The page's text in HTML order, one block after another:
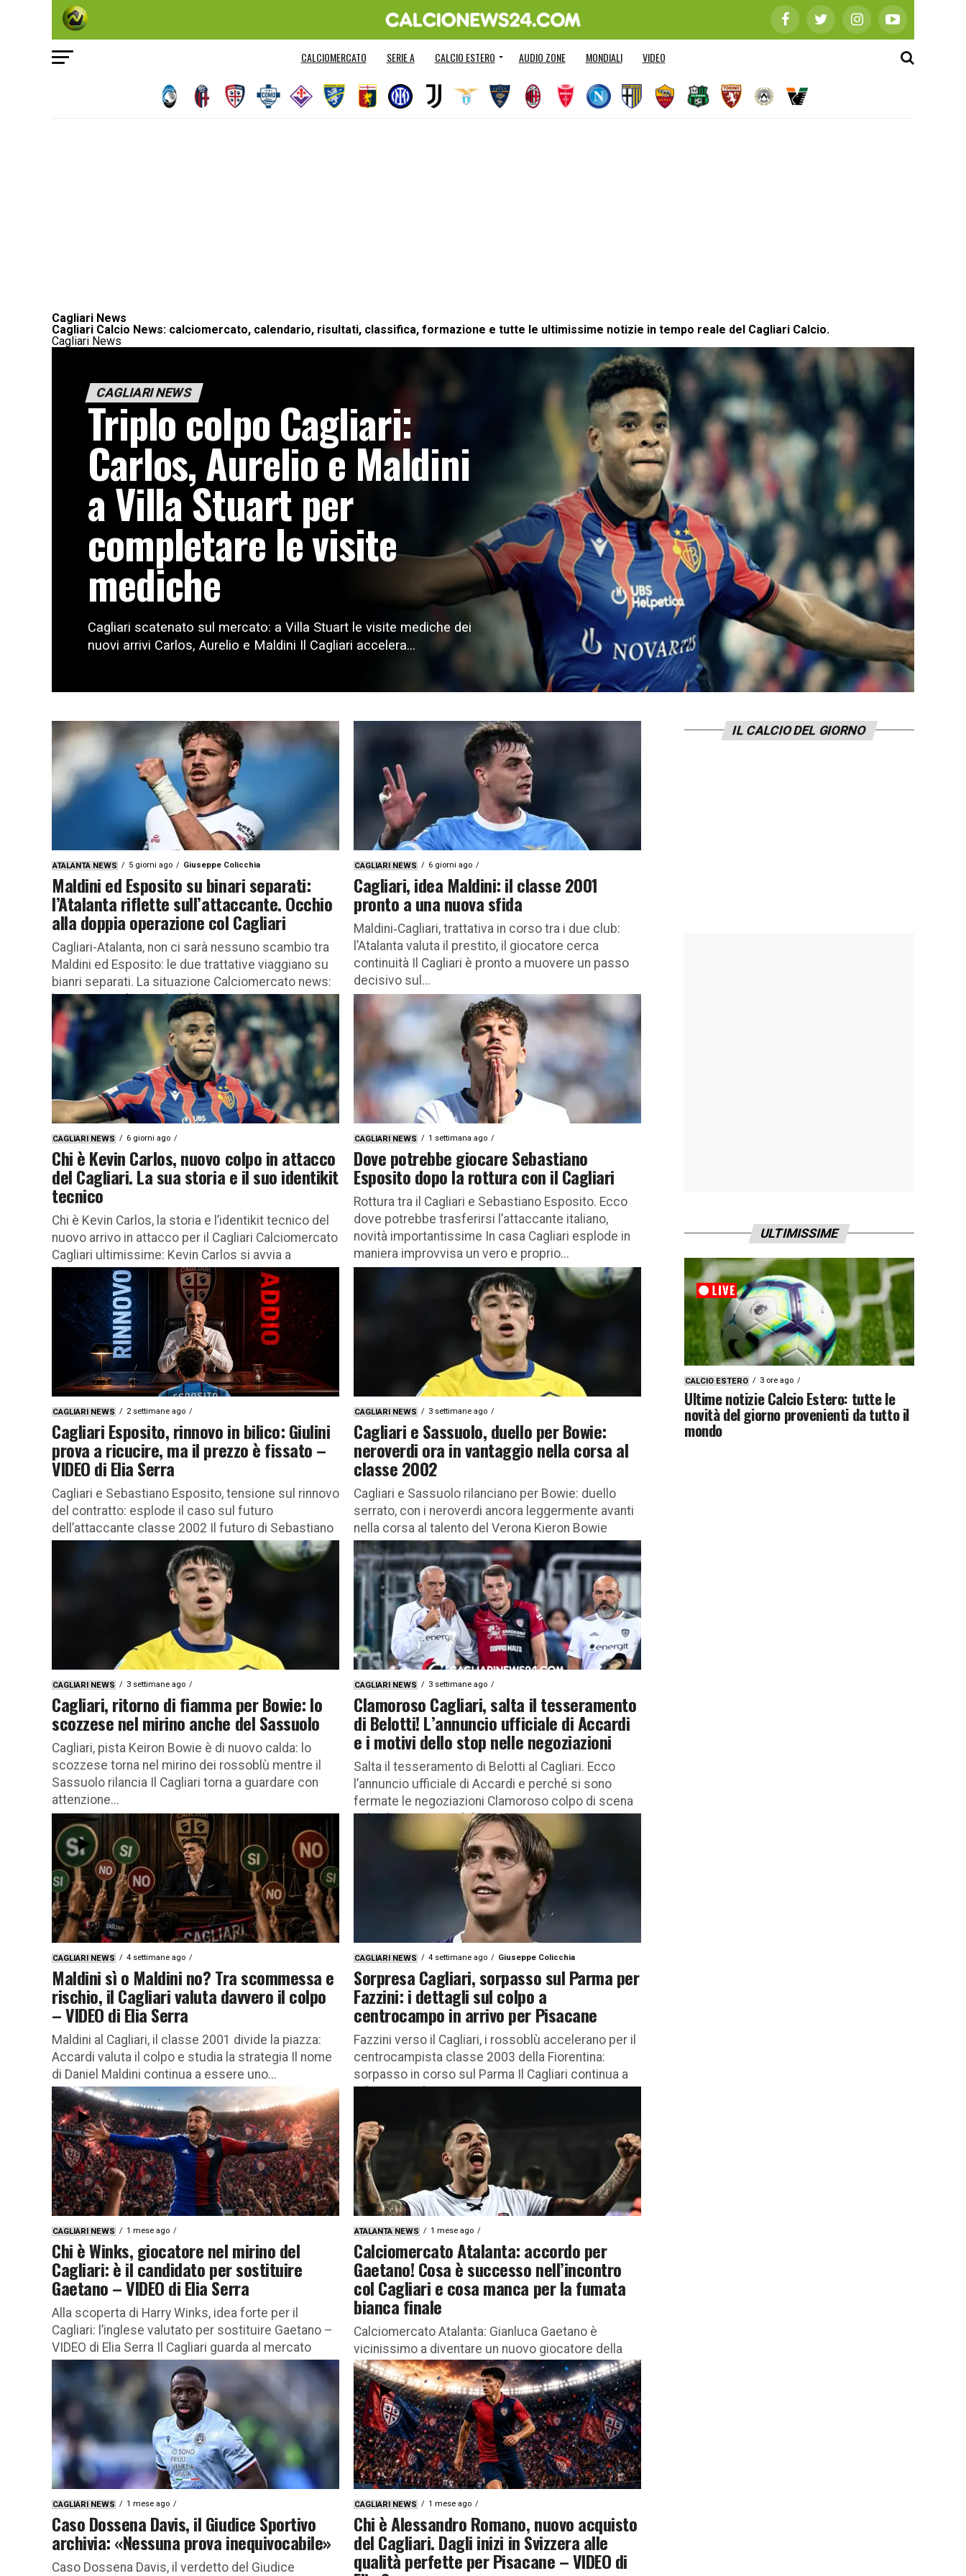
CALCIOMERCATO SERIE A CALCIO ESTERO AUDIO ZONE MONDIALI VIDEO
Cagliari News
Cagliari Calcio News: calciomercato, calendario, risultati, classifica, formazione e tutte le ultimissime notizie in tempo reale del Cagliari Calcio.
Cagliari News
CAGLIARI NEWS
Triplo colpo Cagliari:
Carlos, Aurelio e Maldini
a Villa Stuart per
completare le visite
mediche
Cagliari scatenato sul mercato: a Villa Stuart le visite mediche dei
nuovi arrivi Carlos, Aurelio e Maldini Il Cagliari accelera...
ATALANTA NEWS 5 giorni ago Giuseppe Colicchia
Maldini ed Esposito su binari separati:
l’Atalanta riflette sull’attaccante. Occhio
alla doppia operazione col Cagliari
Cagliari-Atalanta, non ci sarà nessuno scambio tra
Maldini ed Esposito: le due trattative viaggiano su
bianri separati. La situazione Calciomercato news:
le situazioni di Daniel Maldini...
CAGLIARI NEWS 6 giorni ago
Cagliari, idea Maldini: il classe 2001
pronto a una nuova sfida
Maldini‑Cagliari, trattativa in corso tra i due club:
l’Atalanta valuta il prestito, il giocatore cerca
continuità Il Cagliari è pronto a muovere un passo
decisivo sul...
CAGLIARI NEWS 6 giorni ago
Chi è Kevin Carlos, nuovo colpo in attacco
del Cagliari. La sua storia e il suo identikit
tecnico
Chi è Kevin Carlos, la storia e l’identikit tecnico del
nuovo arrivo in attacco per il Cagliari Calciomercato
Cagliari ultimissime: Kevin Carlos si avvia a
diventare...
CAGLIARI NEWS 1 settimana ago
Dove potrebbe giocare Sebastiano
Esposito dopo la rottura con il Cagliari
Rottura tra il Cagliari e Sebastiano Esposito. Ecco
dove potrebbe trasferirsi l’attaccante italiano,
novità importantissime In casa Cagliari esplode in
maniera improvvisa un vero e proprio...
CAGLIARI NEWS 2 settimane ago
Cagliari Esposito, rinnovo in bilico: Giulini
prova a ricucire, ma il prezzo è fissato –
VIDEO di Elia Serra
Cagliari e Sebastiano Esposito, tensione sul rinnovo
del contratto: esplode il caso sul futuro
dell’attaccante classe 2002 Il futuro di Sebastiano
Esposito diventa uno dei temi...
CAGLIARI NEWS 3 settimane ago
Cagliari e Sassuolo, duello per Bowie:
neroverdi ora in vantaggio nella corsa al
classe 2002
Cagliari e Sassuolo rilanciano per Bowie: duello
serrato, con i neroverdi ancora leggermente avanti
nella corsa al talento del Verona Kieron Bowie
continua a essere uno...
CAGLIARI NEWS 3 settimane ago
Cagliari, ritorno di fiamma per Bowie: lo
scozzese nel mirino anche del Sassuolo
Cagliari, pista Keiron Bowie è di nuovo calda: lo
scozzese torna nel mirino dei rossoblù mentre il
Sassuolo rilancia Il Cagliari torna a guardare con
attenzione...
CAGLIARI NEWS 3 settimane ago
Clamoroso Cagliari, salta il tesseramento
di Belotti! L’annuncio ufficiale di Accardi
e i motivi dello stop nelle negoziazioni
Salta il tesseramento di Belotti al Cagliari. Ecco
l’annuncio ufficiale di Accardi e perché si sono
fermate le negoziazioni Clamoroso colpo di scena
nel calciomercato del...
CAGLIARI NEWS 4 settimane ago
Maldini sì o Maldini no? Tra scommessa e
rischio, il Cagliari valuta davvero il colpo
– VIDEO di Elia Serra
Maldini al Cagliari, il classe 2001 divide la piazza:
Accardi valuta il colpo e studia la strategia Il nome
di Daniel Maldini continua a essere uno...
CAGLIARI NEWS 4 settimane ago Giuseppe Colicchia
Sorpresa Cagliari, sorpasso sul Parma per
Fazzini: i dettagli sul colpo a
centrocampo in arrivo per Pisacane
Fazzini verso il Cagliari, i rossoblù accelerano per il
centrocampista classe 2003 della Fiorentina:
sorpasso in corso sul Parma Il Cagliari continua a
ridisegnare il proprio...
CAGLIARI NEWS 1 mese ago
Chi è Winks, giocatore nel mirino del
Cagliari: è il candidato per sostituire
Gaetano – VIDEO di Elia Serra
Alla scoperta di Harry Winks, idea forte per il
Cagliari: l’inglese valutato per sostituire Gaetano –
VIDEO di Elia Serra Il Cagliari guarda al mercato
con...
ATALANTA NEWS 1 mese ago
Calciomercato Atalanta: accordo per
Gaetano! Cosa è successo nell’incontro
col Cagliari e cosa manca per la fumata
bianca finale
Calciomercato Atalanta: Gianluca Gaetano è
vicinissimo a diventare un nuovo giocatore della
Dea. Come è andato l’incontro col Cagliari L’Atalanta
accelera vistosamente sul fronte delle trattative...
CAGLIARI NEWS 1 mese ago
Caso Dossena Davis, il Giudice Sportivo
archivia: «Nessuna prova inequivocabile»
Caso Dossena Davis, il verdetto del Giudice
CAGLIARI NEWS 1 mese ago
Chi è Alessandro Romano, nuovo acquisto
del Cagliari. Dagli inizi in Svizzera alle
qualità perfette per Pisacane – VIDEO di
IL CALCIO DEL GIORNO
ULTIMISSIME
CALCIO ESTERO 3 ore ago
Ultime notizie Calcio Estero: tutte le
novità del giorno provenienti da tutto il
mondo